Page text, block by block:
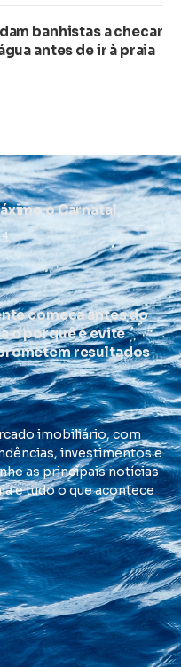
banhistas a checar
antes de ir à praia
o Carnatal
começa antes do
o porquê e evite
resultados
imobiliário, com
investimentos e
as principais notícias
e tudo o que acontece